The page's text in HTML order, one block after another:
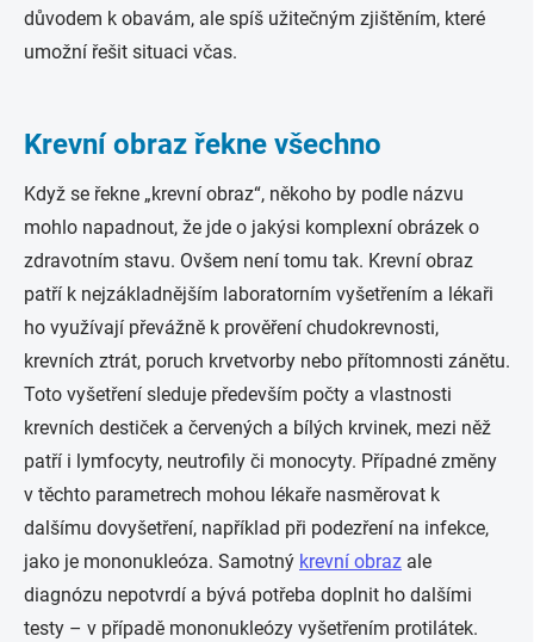
důvodem k obavám, ale spíš užitečným zjištěním, které
umožní řešit situaci včas.
Krevní obraz řekne všechno
Když se řekne „krevní obraz“, někoho by podle názvu
mohlo napadnout, že jde o jakýsi komplexní obrázek o
zdravotním stavu. Ovšem není tomu tak. Krevní obraz
patří k nejzákladnějším laboratorním vyšetřením a lékaři
ho využívají převážně k prověření chudokrevnosti,
krevních ztrát, poruch krvetvorby nebo přítomnosti zánětu.
Toto vyšetření sleduje především počty a vlastnosti
krevních destiček a červených a bílých krvinek, mezi něž
patří i lymfocyty, neutrofily či monocyty. Případné změny
v těchto parametrech mohou lékaře nasměrovat k
dalšímu dovyšetření, například při podezření na infekce,
jako je mononukleóza. Samotný krevní obraz ale
diagnózu nepotvrdí a bývá potřeba doplnit ho dalšími
testy – v případě mononukleózy vyšetřením protilátek.